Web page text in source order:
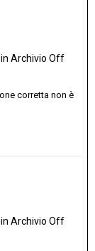
in Archivio Off
corretta non è
in Archivio Off